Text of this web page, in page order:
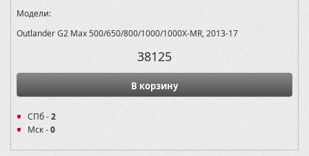
Модели:
Outlander G2 Max 500/650/800/1000/1000X-MR, 2013-17
38125
В корзину
СПб -2
Мск -0